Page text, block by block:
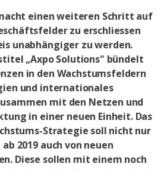
einen weiteren Schritt auf
zu erschliessen
unabhängiger zu werden.
„Axpo Solutions" bündelt
in den Wachstumsfeldern
und internationales
mit den Netzen und
in einer neuen Einheit. Das
Strategie soll nicht nur
2019 auch von neuen
Diese sollen mit einem noch